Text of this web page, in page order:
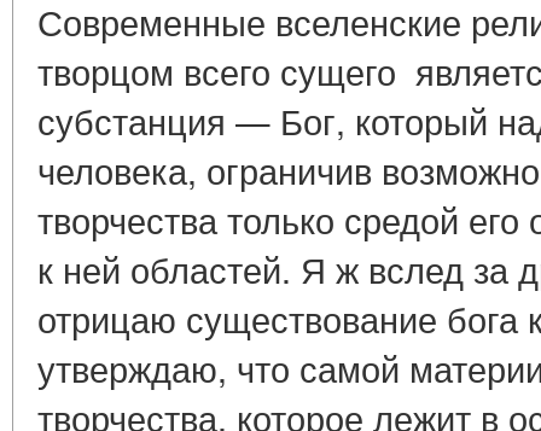
Современные вселенские
творцом всего сущего
субстанция — Бог, который
человека, ограничив
творчества только средой
к ней областей. Я ж вслед за
отрицаю существование бога
утверждаю, что самой
творчества, которое лежит в